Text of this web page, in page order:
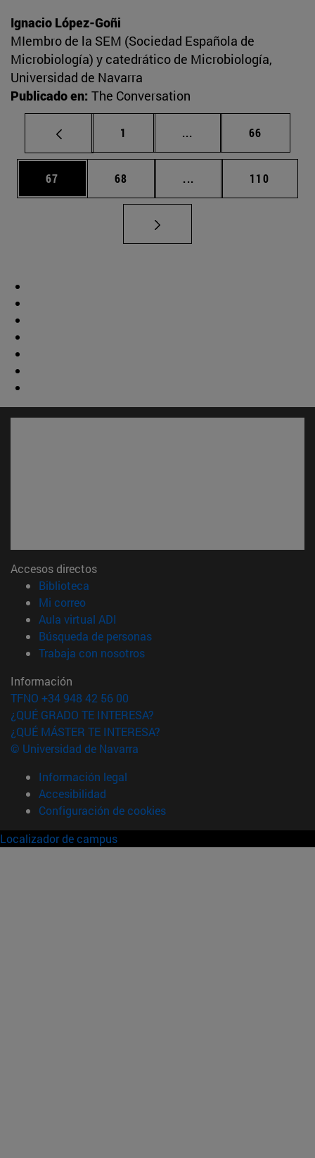
Ignacio López-Goñi
MIembro de la SEM (Sociedad Española de
Microbiología) y catedrático de Microbiología,
Universidad de Navarra
Publicado en: The Conversation
Página
1 ... Páginas intermedias
Página
66
Página
67 Página
68 ... Páginas intermedias
Página
110
Accesos directos
Biblioteca
Mi correo(abre en nueva ventana)
Aula virtual ADI
Búsqueda de personas(abre en nueva ventana)
Trabaja con nosotros(abre en nueva ventana)
Información
TFNO +34 948 42 56 00
¿QUÉ GRADO TE INTERESA?
¿QUÉ MÁSTER TE INTERESA?
© Universidad de Navarra
Información legal
Accesibilidad
Configuración de cookies
Localizador de campus